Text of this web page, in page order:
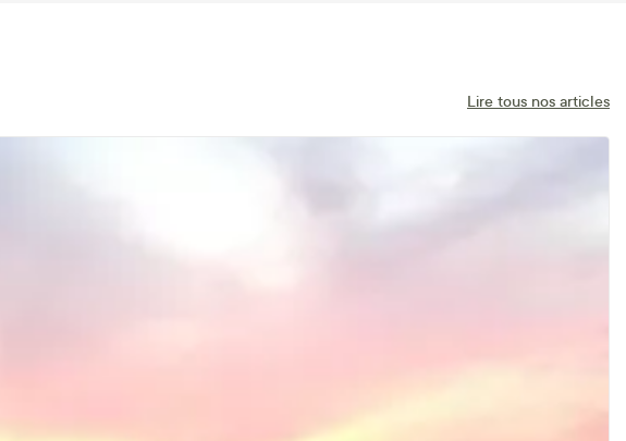
Lire tous nos articles